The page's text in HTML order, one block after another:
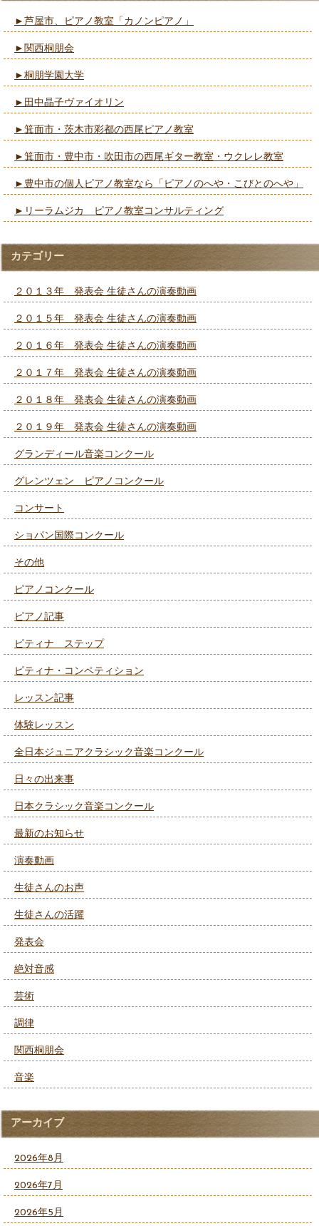
►芦屋市、ピアノ教室「カノンピアノ」
►関西桐朋会
►桐朋学園大学
►田中晶子ヴァイオリン
►箕面市・茨木市彩都の西尾ピアノ教室
►箕面市・豊中市・吹田市の西尾ギター教室・ウクレレ教室
►豊中市の個人ピアノ教室なら「ピアノのへや・こびとのへや」
►リーラムジカ ピアノ教室コンサルティング
カテゴリー
２０１３年 発表会 生徒さんの演奏動画
２０１５年 発表会 生徒さんの演奏動画
２０１６年 発表会 生徒さんの演奏動画
２０１７年 発表会 生徒さんの演奏動画
２０１８年 発表会 生徒さんの演奏動画
２０１９年 発表会 生徒さんの演奏動画
グランディール音楽コンクール
グレンツェン ピアノコンクール
コンサート
ショパン国際コンクール
その他
ピアノコンクール
ピアノ記事
ピティナ ステップ
ピティナ・コンペティション
レッスン記事
体験レッスン
全日本ジュニアクラシック音楽コンクール
日々の出来事
日本クラシック音楽コンクール
最新のお知らせ
演奏動画
生徒さんのお声
生徒さんの活躍
発表会
絶対音感
芸術
調律
関西桐朋会
音楽
アーカイブ
2026年8月
2026年7月
2026年5月